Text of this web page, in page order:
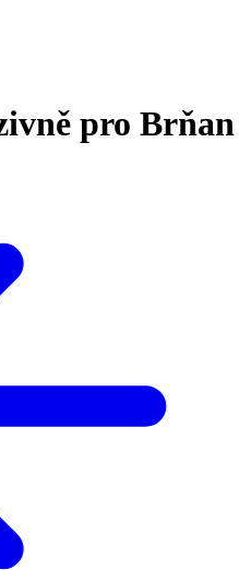
pro Brňan